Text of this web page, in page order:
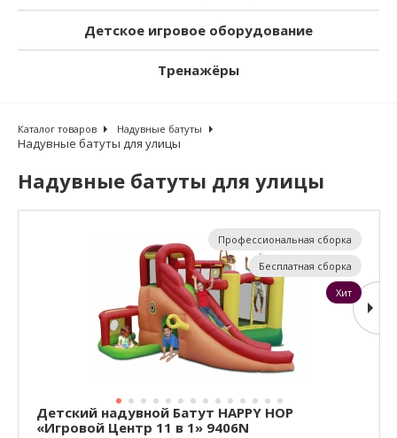
Детское игровое оборудование
Тренажёры
Каталог товаров Надувные батуты
Надувные батуты для улицы
Надувные батуты для улицы
Детский надувной Батут HAPPY HOP
«Игровой Центр 11 в 1» 9406N
Профессиональная сборка
Бесплатная сборка
Хит